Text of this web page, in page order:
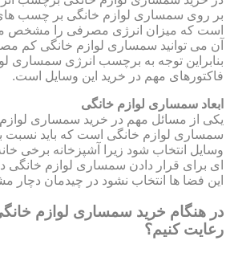
بر روی سمساری لوازم خانگی بر چسب
است که میزان انرژی مصرفی را مشخص
آن می توانید سمساری لوازم خانگی کم
بنابراین توجه به برچسب انرژی سمساری
فاکتورهای مهم در خرید این وسایل است.
ابعاد سمساری لوازم خانگی
یکی از مسائل مهم در خرید سمساری لوازم
سمساری لوازم خانگی است که باید نسبت
وسایل انتخاب شود زیرا آشپزخانه برخی
ای برای قرار دادن سمساری لوازم خانگی
این فضا ها انتخاب نشود در چیدمان
در هنگام خرید سمساری لوازم
رعایت کنیم؟